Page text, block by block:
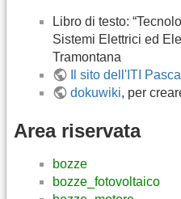
Libro di testo:
Sistemi Elettrici ed
Tramontana
Il sito dell'ITI Pascal
dokuwiki, per
Area riservata
bozze
bozze_fotovoltaico